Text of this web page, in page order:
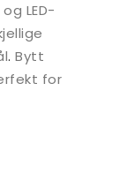
LED-
. Bytt
for